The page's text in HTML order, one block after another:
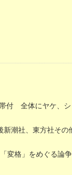
全体にヤケ、シ
潮社、東方社そ
変格」をめぐる論